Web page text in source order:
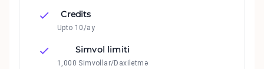
Credits
Upto 10/ay
Simvol limiti
1,000 Simvollar/Daxiletmə